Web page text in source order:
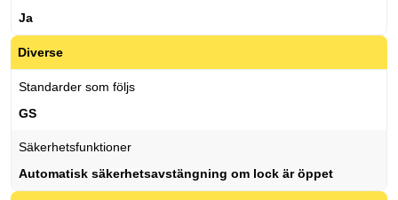
Ja
Diverse
Standarder som följs
GS
Säkerhetsfunktioner
Automatisk säkerhetsavstängning om lock är öppet